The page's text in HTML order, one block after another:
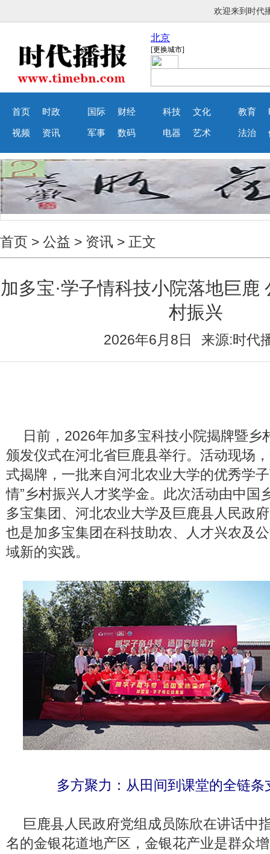
欢迎来到
首页 时政
视频 资讯
国际 财经
军事 数码
科技 文化
电器 艺术
教育
法治
首页 > 公益 > 资讯 > 正文
加多宝·学子情科技小院落地巨鹿
村振兴
2026年6月8日 来源:时代
日前，2026年加多宝科技小院揭牌暨乡
颁发仪式在河北省巨鹿县举行。活动现场
式揭牌，一批来自河北农业大学的优秀学
情”乡村振兴人才奖学金。此次活动由中国
多宝集团、河北农业大学及巨鹿县人民政
也是加多宝集团在科技助农、人才兴农及
域新的实践。
多方聚力：从田间到课堂的全链条
巨鹿县人民政府党组成员陈欣在讲话中
名的金银花道地产区，金银花产业是群众